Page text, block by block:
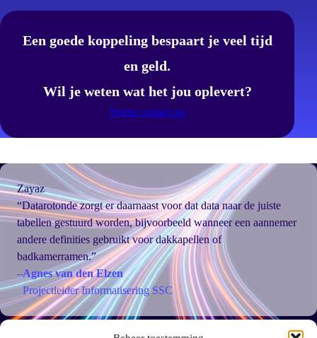
Een goede koppeling bespaart je veel tijd
en geld.
Wil je weten wat het jou oplevert?
Neem contact up
Zayaz
“Datarotonde zorgt er daarnaast voor dat data naar de juiste
tabellen gestuurd worden, bijvoorbeeld wanneer een aannemer
andere definities gebruikt voor dakkapellen of
badkamerramen.”
–Agnes van den Elzen
Projectleider Informatisering SSC